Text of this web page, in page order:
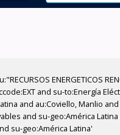
ENERGETICOS
and su-to:Energía
and au:Coviello, Manlio
and su-geo:América
su-geo:América Latina'